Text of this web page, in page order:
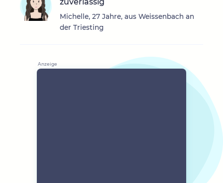
Michelle, 27 Jahre, aus Weissenbach an
der Triesting